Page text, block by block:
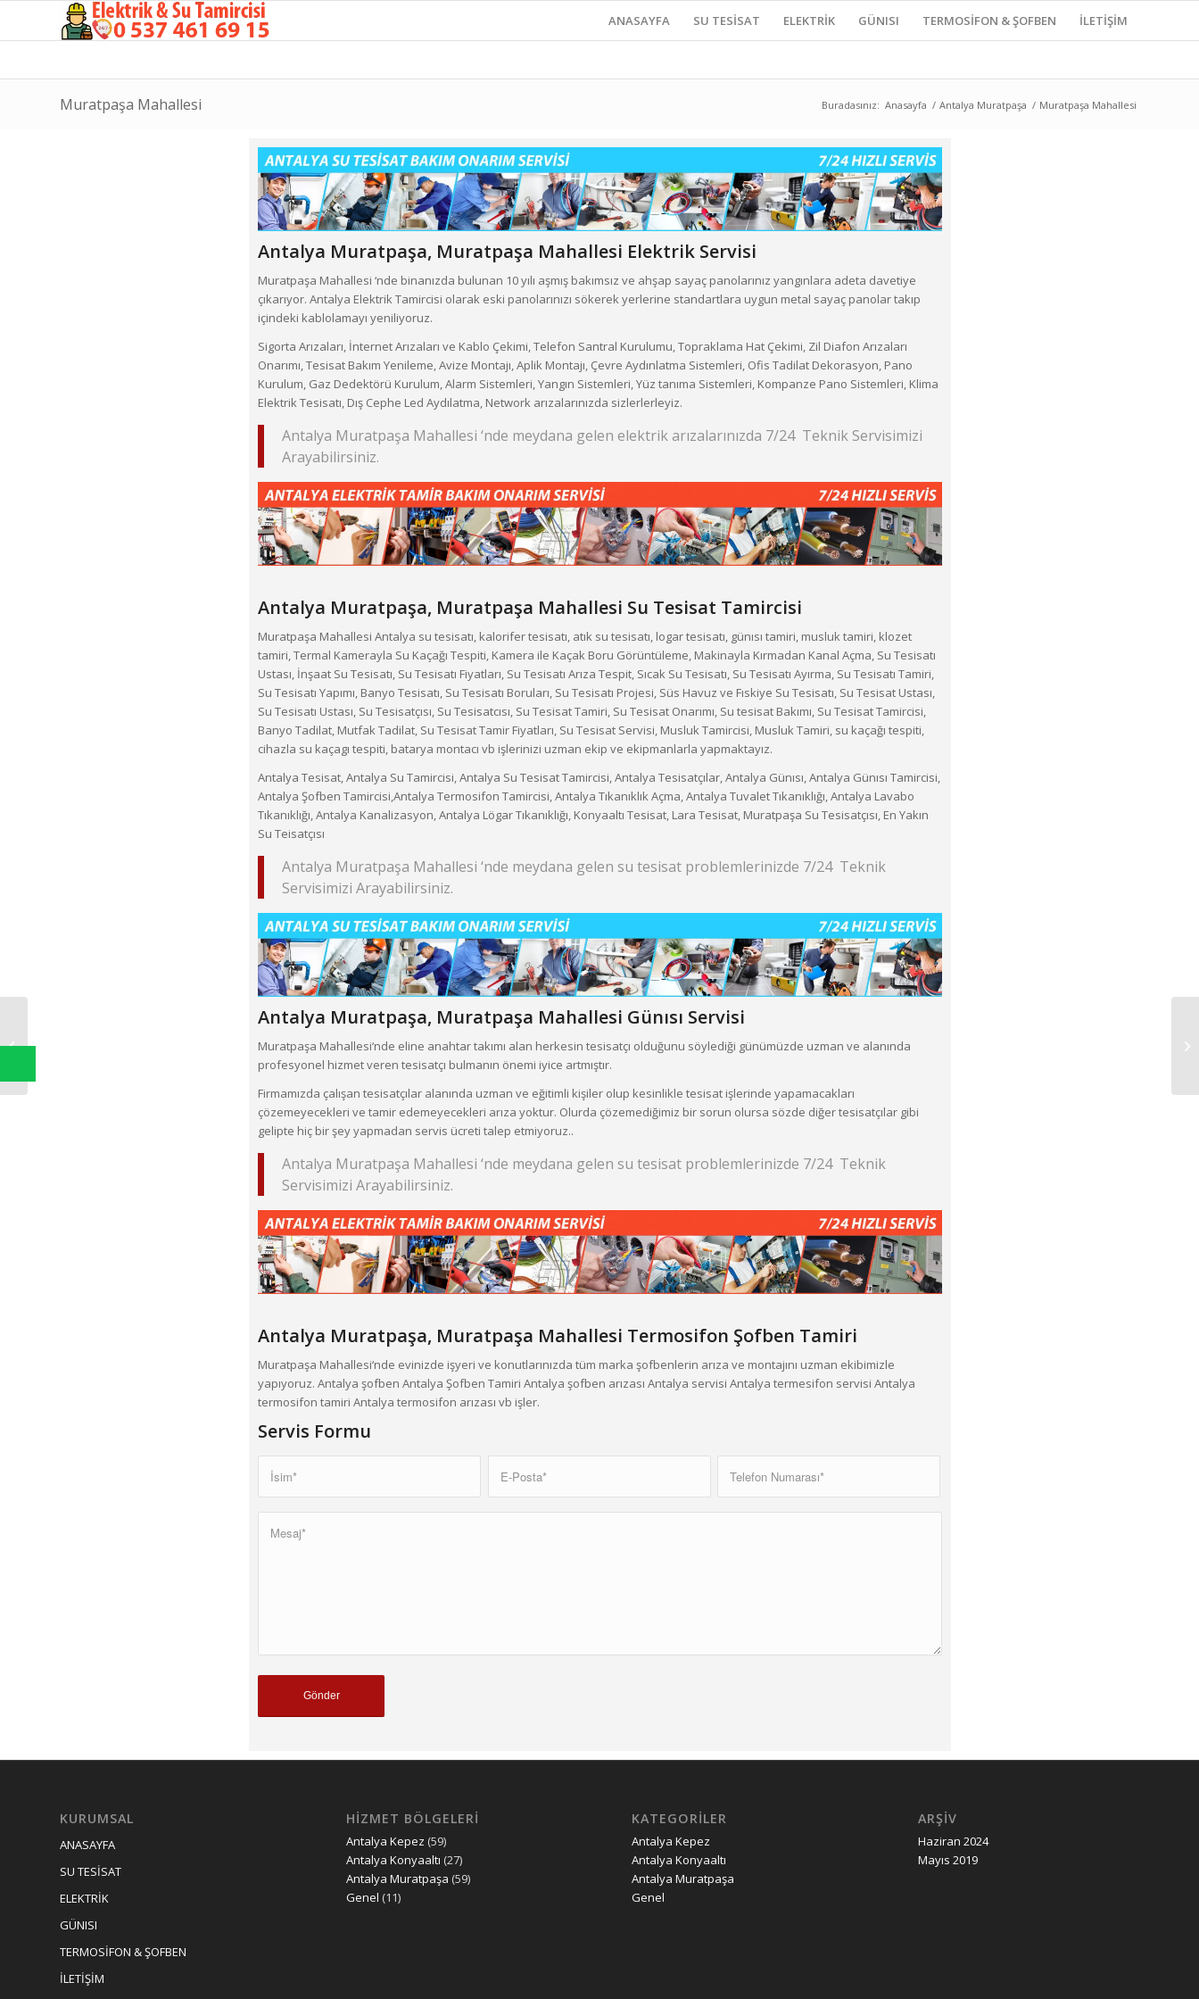
ANASAYFA SU TESİSAT ELEKTRİK GÜNISI TERMOSİFON & ŞOFBEN İLETİŞİM
Muratpaşa Mahallesi Buradasınız: Anasayfa / Antalya Muratpaşa / Muratpaşa Mahallesi
Antalya Muratpaşa, Muratpaşa Mahallesi Elektrik Servisi
Muratpaşa Mahallesi ‘nde binanızda bulunan 10 yılı aşmış bakımsız ve ahşap sayaç panolarınız yangınlara adeta davetiye
çıkarıyor. Antalya Elektrik Tamircisi olarak eski panolarınızı sökerek yerlerine standartlara uygun metal sayaç panolar takıp
içindeki kablolamayı yeniliyoruz.
Sigorta Arızaları, İnternet Arızaları ve Kablo Çekimi, Telefon Santral Kurulumu, Topraklama Hat Çekimi, Zil Diafon Arızaları
Onarımı, Tesisat Bakım Yenileme, Avize Montajı, Aplik Montajı, Çevre Aydınlatma Sistemleri, Ofis Tadilat Dekorasyon, Pano
Kurulum, Gaz Dedektörü Kurulum, Alarm Sistemleri, Yangın Sistemleri, Yüz tanıma Sistemleri, Kompanze Pano Sistemleri, Klima
Elektrik Tesisatı, Dış Cephe Led Aydılatma, Network arızalarınızda sizlerlerleyiz.
Antalya Muratpaşa Mahallesi ‘nde meydana gelen elektrik arızalarınızda 7/24 Teknik Servisimizi
Arayabilirsiniz.
Antalya Muratpaşa, Muratpaşa Mahallesi Su Tesisat Tamircisi
Muratpaşa Mahallesi Antalya su tesisatı, kalorifer tesisatı, atık su tesisatı, logar tesisatı, günısı tamiri, musluk tamiri, klozet
tamiri, Termal Kamerayla Su Kaçağı Tespiti, Kamera ile Kaçak Boru Görüntüleme, Makinayla Kırmadan Kanal Açma, Su Tesisatı
Ustası, İnşaat Su Tesisatı, Su Tesisatı Fiyatları, Su Tesisatı Arıza Tespit, Sıcak Su Tesisatı, Su Tesisatı Ayırma, Su Tesisatı Tamiri,
Su Tesisatı Yapımı, Banyo Tesisatı, Su Tesisatı Boruları, Su Tesisatı Projesi, Süs Havuz ve Fıskiye Su Tesisatı, Su Tesisat Ustası,
Su Tesisatı Ustası, Su Tesisatçısı, Su Tesisatcısı, Su Tesisat Tamiri, Su Tesisat Onarımı, Su tesisat Bakımı, Su Tesisat Tamircisi,
Banyo Tadilat, Mutfak Tadilat, Su Tesisat Tamir Fiyatları, Su Tesisat Servisi, Musluk Tamircisi, Musluk Tamiri, su kaçağı tespiti,
cihazla su kaçagı tespiti, batarya montacı vb işlerinizi uzman ekip ve ekipmanlarla yapmaktayız.
Antalya Tesisat, Antalya Su Tamircisi, Antalya Su Tesisat Tamircisi, Antalya Tesisatçılar, Antalya Günısı, Antalya Günısı Tamircisi,
Antalya Şofben Tamircisi,Antalya Termosifon Tamircisi, Antalya Tıkanıklık Açma, Antalya Tuvalet Tıkanıklığı, Antalya Lavabo
Tıkanıklığı, Antalya Kanalizasyon, Antalya Lögar Tıkanıklığı, Konyaaltı Tesisat, Lara Tesisat, Muratpaşa Su Tesisatçısı, En Yakın
Su Teisatçısı
Antalya Muratpaşa Mahallesi ‘nde meydana gelen su tesisat problemlerinizde 7/24 Teknik
Servisimizi Arayabilirsiniz.
Antalya Muratpaşa, Muratpaşa Mahallesi Günısı Servisi
Muratpaşa Mahallesi‘nde eline anahtar takımı alan herkesin tesisatçı olduğunu söylediği günümüzde uzman ve alanında
profesyonel hizmet veren tesisatçı bulmanın önemi iyice artmıştır.
Firmamızda çalışan tesisatçılar alanında uzman ve eğitimli kişiler olup kesinlikle tesisat işlerinde yapamacakları
çözemeyecekleri ve tamir edemeyecekleri arıza yoktur. Olurda çözemediğimiz bir sorun olursa sözde diğer tesisatçılar gibi
gelipte hiç bir şey yapmadan servis ücreti talep etmiyoruz..
Antalya Muratpaşa Mahallesi ‘nde meydana gelen su tesisat problemlerinizde 7/24 Teknik
Servisimizi Arayabilirsiniz.
Antalya Muratpaşa, Muratpaşa Mahallesi Termosifon Şofben Tamiri
Muratpaşa Mahallesi‘nde evinizde işyeri ve konutlarınızda tüm marka şofbenlerin arıza ve montajını uzman ekibimizle
yapıyoruz. Antalya şofben Antalya Şofben Tamiri Antalya şofben arızası Antalya servisi Antalya termesifon servisi Antalya
termosifon tamiri Antalya termosifon arızası vb işler.
Servis Formu
KURUMSAL
ANASAYFA
SU TESİSAT
ELEKTRİK
GÜNISI
TERMOSİFON & ŞOFBEN
İLETİŞİM
HİZMET BÖLGELERİ
Antalya Kepez (59)
Antalya Konyaaltı (27)
Antalya Muratpaşa (59)
Genel (11)
KATEGORILER
Antalya Kepez
Antalya Konyaaltı
Antalya Muratpaşa
Genel
ARŞIV
Haziran 2024
Mayıs 2019
Şirinyalı Mahallesi